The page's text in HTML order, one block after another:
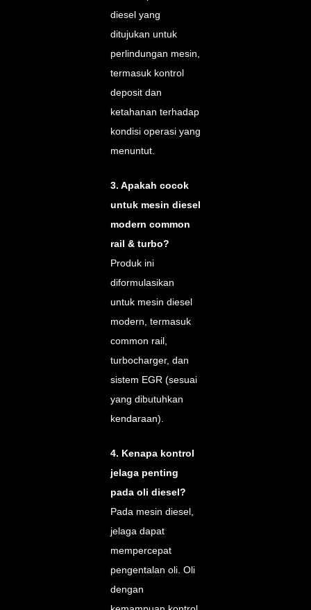
diesel yang
ditujukan untuk
perlindungan mesin,
termasuk kontrol
deposit dan
ketahanan terhadap
kondisi operasi yang
menuntut.
3. Apakah cocok
untuk mesin diesel
modern common
rail & turbo?
Produk ini
diformulasikan
untuk mesin diesel
modern, termasuk
common rail,
turbocharger, dan
sistem EGR (sesuai
yang dibutuhkan
kendaraan).
4. Kenapa kontrol
jelaga penting
pada oli diesel?
Pada mesin diesel,
jelaga dapat
mempercepat
pengentalan oli. Oli
dengan